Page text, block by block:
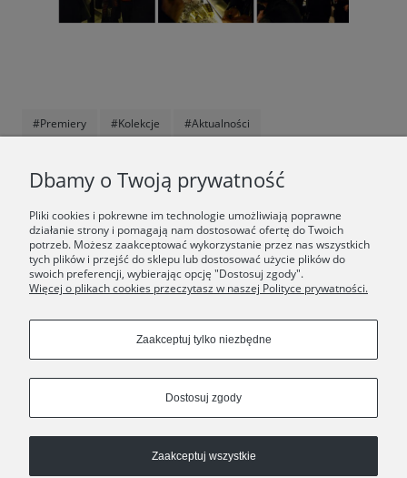
#Premiery #Kolekcje #Aktualności
Dołącz do nas:
Copyrights © 2024 - ORSKA
Dbamy o Twoją prywatność
Pliki cookies i pokrewne im technologie umożliwiają poprawne
działanie strony i pomagają nam dostosować ofertę do Twoich
potrzeb. Możesz zaakceptować wykorzystanie przez nas wszystkich
tych plików i przejść do sklepu lub dostosować użycie plików do
swoich preferencji, wybierając opcję "Dostosuj zgody".
Więcej o plikach cookies przeczytasz w naszej Polityce prywatności.
Zaakceptuj tylko niezbędne
Dostosuj zgody
Zaakceptuj wszystkie